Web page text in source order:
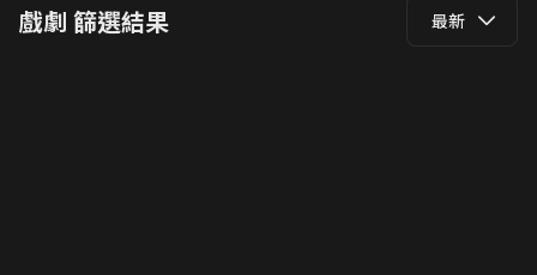
戲劇 篩選結果 最新